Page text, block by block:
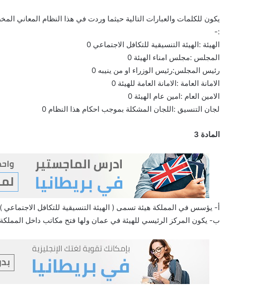
يكون للكلمات والعبارات التالية حيثما وردت في هذا النظام المعاني
:-
الهيئة :الهيئة التنسيقية للتكافل الاجتماعي 0
المجلس :مجلس امناء الهيئة 0
رئيس المجلس:رئيس الوزراء او من ينيبه 0
الامانة العامة :الامانة العامة للهيئة 0
الامين العام :امين عام الهيئة 0
لجان التنسيق :اللجان المشكلة بموجب احكام هذا النظام 0
المادة 3
أ- يؤسس في المملكة هيئة تسمى ( الهيئة التنسيقية للتكافل الاجتماعي )
ب- يكون المركز الرئيسي للهيئة في عمان ولها فتح مكاتب داخل المملكة 0